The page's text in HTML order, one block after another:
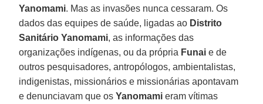
Yanomami. Mas as invasões nunca cessaram. Os
dados das equipes de saúde, ligadas ao Distrito
Sanitário Yanomami, as informações das
organizações indígenas, ou da própria Funai e de
outros pesquisadores, antropólogos, ambientalistas,
indigenistas, missionários e missionárias apontavam
e denunciavam que osYanomami eram vítimas